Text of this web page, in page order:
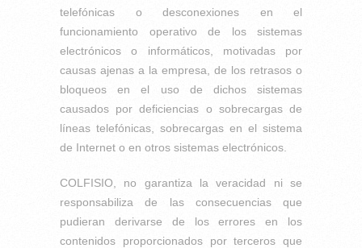
telefónicas o desconexiones en el
funcionamiento operativo de los sistemas
electrónicos o informáticos, motivadas por
causas ajenas a la empresa, de los retrasos o
bloqueos en el uso de dichos sistemas
causados por deficiencias o sobrecargas de
líneas telefónicas, sobrecargas en el sistema
de Internet o en otros sistemas electrónicos.
COLFISIO, no garantiza la veracidad ni se
responsabiliza de las consecuencias que
pudieran derivarse de los errores en los
contenidos proporcionados por terceros que